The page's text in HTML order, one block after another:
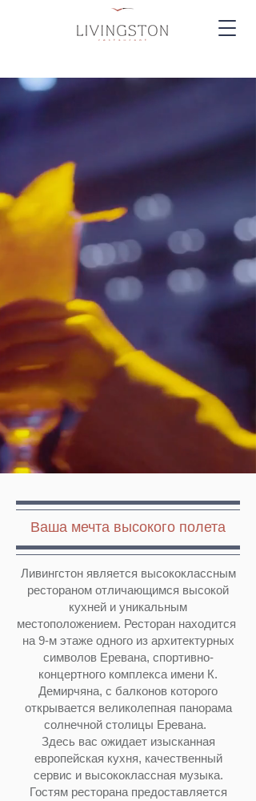
Ваша мечта высокого полета
Ливингстон является высококлассным
рестораном отличающимся высокой
кухней и уникальным
местоположением. Ресторан находится
на 9-м этаже одного из архитектурных
символов Еревана, спортивно-
концертного комплекса имени К.
Демирчяна, с балконов которого
открывается великолепная панорама
солнечной столицы Еревана.
Здесь вас ожидает изысканная
европейская кухня, качественный
сервис и высококлассная музыка.
Гостям ресторана предоставляется